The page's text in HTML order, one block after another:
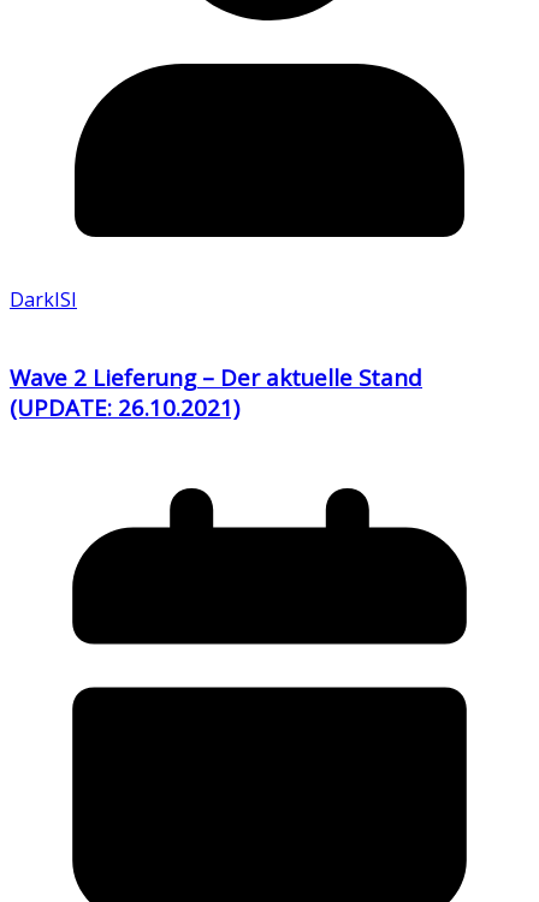
DarkISI
Wave 2 Lieferung – Der aktuelle Stand
(UPDATE: 26.10.2021)